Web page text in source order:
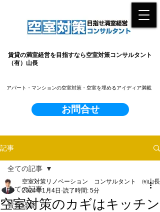
賃貸の満室経営を目指すなら空室対策コンサルタント
（有）山長
お問合せ
​アパート・マンションの空室対策・空室を埋めるアイディア満載
記事
全ての記事
賃貸経営
全ての記事
空室対策のカギはキッチン
空室対策リノベーション コンサルタント ㈲山長
2024年1月4日 読了時間: 5分